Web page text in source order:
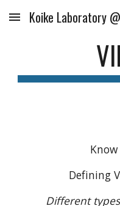
Skip to main content
Koike Laboratory
Defining
Different